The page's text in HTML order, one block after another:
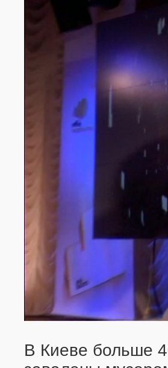
В Киеве больше